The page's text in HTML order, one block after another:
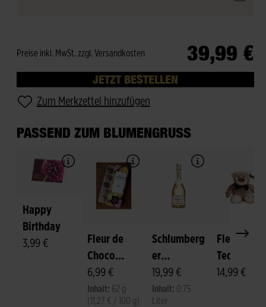
39,99 €
Preise inkl. MwSt. zzgl. Versandkosten
JETZT BESTELLEN
Zum Merkzettel hinzufügen
PASSEND ZUM BLUMENGRUSS
Happy
Birthday
3,99 €
Fleur de
Choco
Pralinen
6,99 €
Inhalt: 62 g
(11,27 € / 100 g)
Schlumberg
er
Sparkling
Brut
19,99 €
Inhalt: 0.75
Liter
Fleurop-
Teddy
"Felix"
14,99 €